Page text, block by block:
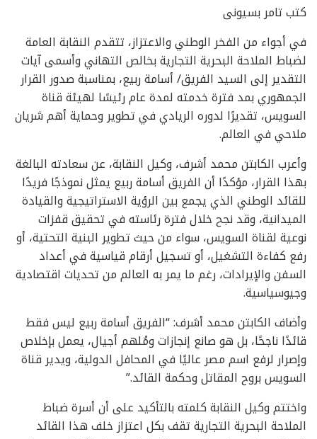
كتب تامر بسيونى
في أجواء من الفخر الوطني والاعتزاز، تتقدم النقابة العامة
لضباط الملاحة البحرية التجارية بخالص التهاني وأسمى آيات
التقدير إلى السيد الفريق/ أسامة ربيع، بمناسبة صدور القرار
الجمهوري بمد فترة خدمته لمدة عام رئيسًا لهيئة قناة
السويس، تقديرًا لدوره الريادي في تطوير وحماية أهم شريان
ملاحي في العالم.
وأعرب الكابتن محمد أشرف، وكيل النقابة، عن سعادته البالغة
بهذا القرار، مؤكدًا أن الفريق أسامة ربيع يمثل نموذجًا فريدًا
للقائد الوطني الذي يجمع بين الرؤية الاستراتيجية والقيادة
الميدانية، وقد نجح خلال فترة رئاسته في تحقيق قفزات
نوعية لقناة السويس، سواء من حيث تطوير البنية التحتية، أو
رفع كفاءة التشغيل، أو تسجيل أرقام قياسية في أعداد
السفن والإيرادات، رغم ما يمر به العالم من تحديات اقتصادية
وجيوسياسية.
وأضاف الكابتن محمد أشرف: “الفريق أسامة ربيع ليس فقط
قائدًا ناجحًا، بل هو صانع إنجازات ومُلهم أجيال، يعمل بإخلاص
وإصرار لرفع اسم مصر عاليًا في المحافل الدولية، ويدير قناة
السويس بروح المقاتل وحكمة القائد.”
واختتم وكيل النقابة كلمته بالتأكيد على أن أسرة ضباط
الملاحة البحرية التجارية تقف بكل اعتزاز خلف هذا القائد